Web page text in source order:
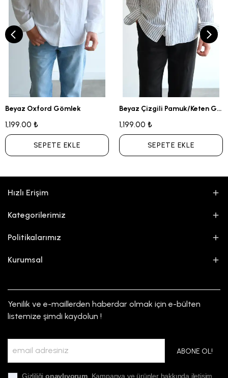
Beyaz Oxford Gömlek
1,199.00 ₺
SEPETE EKLE
Beyaz Çizgili Pamuk/Keten Gömlek
1,199.00 ₺
SEPETE EKLE
Hızlı Erişim
Kategorilerimiz
Politikalarımız
Kurumsal
Yenilik ve e-maillerden haberdar olmak için e-bülten
listemize şimdi kaydolun !
ABONE OL!
Gizliliğionaylıyorum. Kampanya ve ürünler hakkında iletişim